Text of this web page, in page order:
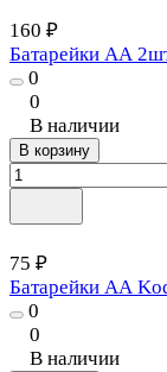
160 ₽
Батарейки АА
0
0
В наличии
В корзину
75 ₽
Батарейки АА
0
0
В наличии